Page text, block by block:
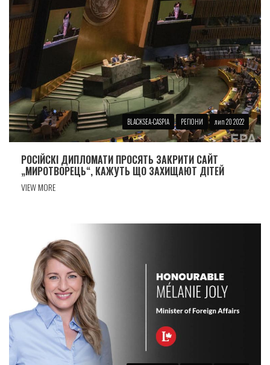
BLACKSEA-CASPIA РЕГІОНИ лип 20 2022
РОСIЙСКI ДИПЛОМАТИ ПРОСЯТЬ ЗАКРИТИ САЙТ
„МИРОТВОРЕЦЬ“, КАЖУТЬ ЩО ЗАХИЩАЮТ ДIТЕЙ
VIEW MORE